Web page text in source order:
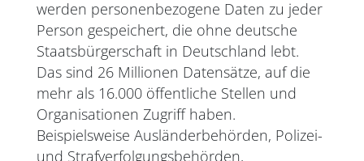
werden personenbezogene Daten zu jeder
Person gespeichert, die ohne deutsche
Staatsbürgerschaft in Deutschland lebt.
Das sind 26 Millionen Datensätze, auf die
mehr als 16.000 öffentliche Stellen und
Organisationen Zugriff haben.
Beispielsweise Ausländerbehörden, Polizei-
und Strafverfolgungsbehörden,